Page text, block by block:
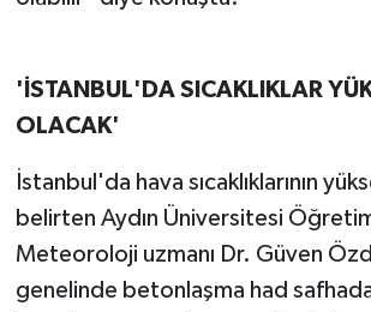
'İSTANBUL'DA SICAKLIKLAR
OLACAK'
İstanbul'da hava sıcaklıklarının
belirten Aydın Üniversitesi
Meteoroloji uzmanı Dr. Güven
genelinde betonlaşma had